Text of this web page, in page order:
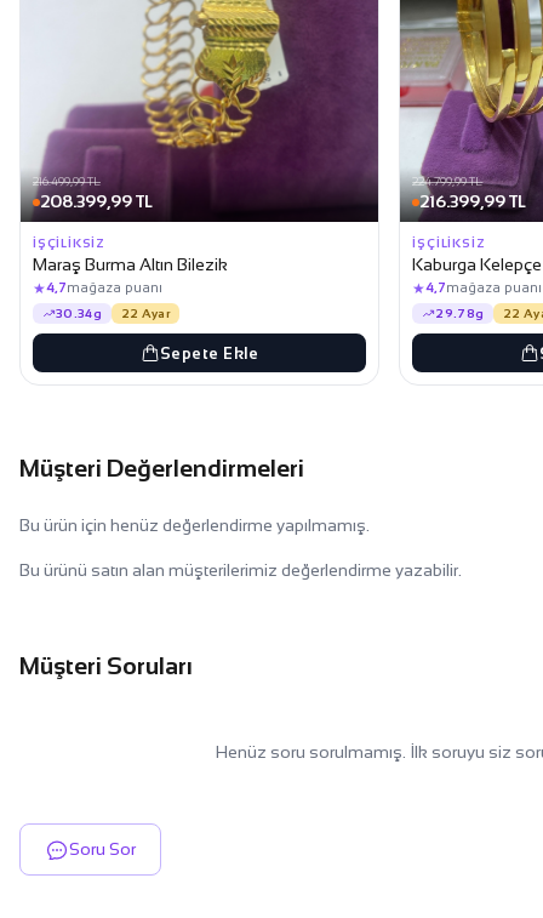
216.499,99 TL
208.399,99 TL
İŞÇILIKSIZ
Maraş Burma Altın Bilezik
★4,7mağaza puanı
30.34g 22 Ayar
Sepete Ekle
224.799,99 TL
216.399,99 TL
İŞÇILIKSIZ
Kaburga
★4,7mağaza puanı
29.78g 22
Müşteri Değerlendirmeleri
Bu ürün için henüz değerlendirme yapılmamış.
Bu ürünü satın alan müşterilerimiz değerlendirme yazabilir.
Müşteri Soruları
Henüz soru sorulmamış. İlk soruyu siz
Soru Sor